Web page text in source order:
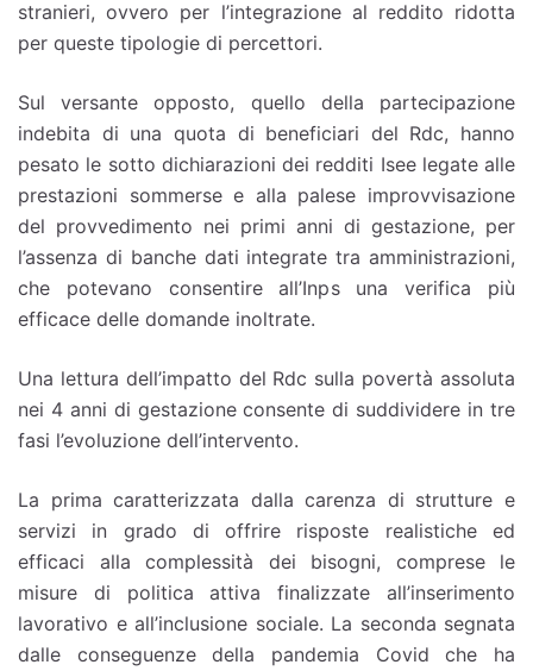
stranieri, ovvero per l’integrazione al reddito ridotta
per queste tipologie di percettori.
Sul versante opposto, quello della partecipazione
indebita di una quota di beneficiari del Rdc, hanno
pesato le sotto dichiarazioni dei redditi Isee legate alle
prestazioni sommerse e alla palese improvvisazione
del provvedimento nei primi anni di gestazione, per
l’assenza di banche dati integrate tra amministrazioni,
che potevano consentire all’Inps una verifica più
efficace delle domande inoltrate.
Una lettura dell’impatto del Rdc sulla povertà assoluta
nei 4 anni di gestazione consente di suddividere in tre
fasi l’evoluzione dell’intervento.
La prima caratterizzata dalla carenza di strutture e
servizi in grado di offrire risposte realistiche ed
efficaci alla complessità dei bisogni, comprese le
misure di politica attiva finalizzate all’inserimento
lavorativo e all’inclusione sociale. La seconda segnata
dalle conseguenze della pandemia Covid che ha